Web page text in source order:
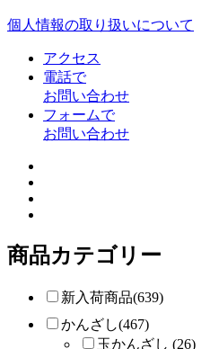
個人情報の取り扱いについて
アクセス
電話で
お問い合わせ
フォームで
お問い合わせ
商品カテゴリー
新入荷商品(639)
かんざし(467)
玉かんざし (26)